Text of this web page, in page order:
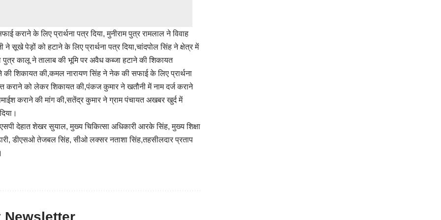
कराने के लिए प्रार्थना पत्र दिया, मुनीराम पुत्र रामलाल ने विवाह
पेड़ों को हटाने के लिए प्रार्थना पत्र दिया,चांदपोल सिंह ने क्षेत्र में
कालू ने तालाब की भूमि पर अवैध कब्जा हटाने की शिकायत
शिकायत की,कमल नारायण सिंह ने नेक की सफाई के लिए प्रार्थना
कराने को लेकर शिकायत की,पंकज कुमार ने खतौनी में नाम दर्ज कराने
कराने की मांग की,सतेंद्र कुमार ने ग्राम पंचायत अखबर खुर्द में
देहात शेखर सुयाल, मुख्य चिकित्सा अधिकारी आरके सिंह, मुख्य शिक्षा
डीएसओ तेजबल सिंह, सीओ लक्सर नताशा सिंह,तहसीलदार प्रताप
Newsletter